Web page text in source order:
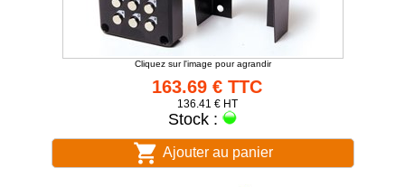
Cliquez sur l'image pour agrandir
163.69 € TTC
136.41 € HT
Stock :
Ajouter au panier